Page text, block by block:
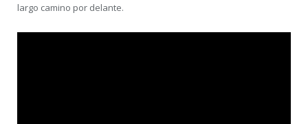
largo camino por delante.